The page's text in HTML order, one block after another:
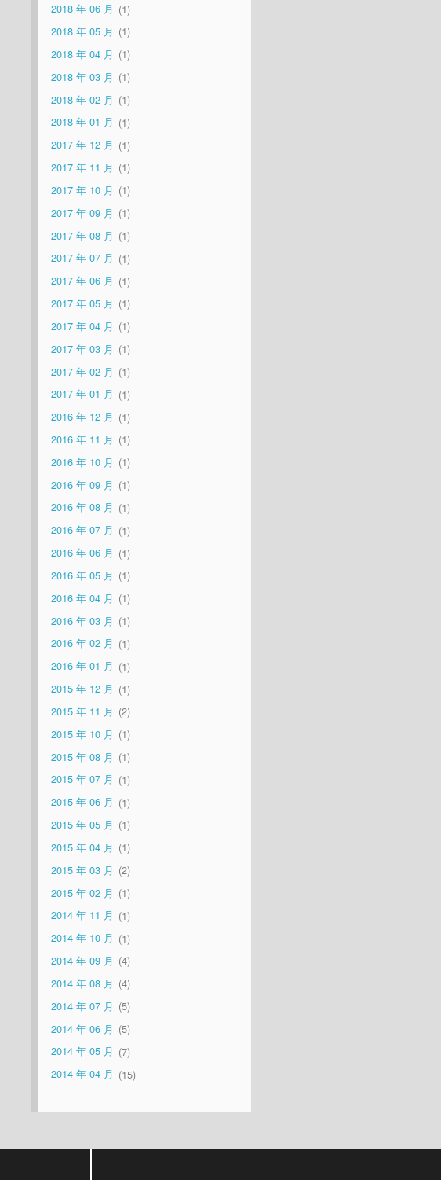
2018 年 06 月
1
2018 年 05 月
1
2018 年 04 月
1
2018 年 03 月
1
2018 年 02 月
1
2018 年 01 月
1
2017 年 12 月
1
2017 年 11 月
1
2017 年 10 月
1
2017 年 09 月
1
2017 年 08 月
1
2017 年 07 月
1
2017 年 06 月
1
2017 年 05 月
1
2017 年 04 月
1
2017 年 03 月
1
2017 年 02 月
1
2017 年 01 月
1
2016 年 12 月
1
2016 年 11 月
1
2016 年 10 月
1
2016 年 09 月
1
2016 年 08 月
1
2016 年 07 月
1
2016 年 06 月
1
2016 年 05 月
1
2016 年 04 月
1
2016 年 03 月
1
2016 年 02 月
1
2016 年 01 月
1
2015 年 12 月
1
2015 年 11 月
2
2015 年 10 月
1
2015 年 08 月
1
2015 年 07 月
1
2015 年 06 月
1
2015 年 05 月
1
2015 年 04 月
1
2015 年 03 月
2
2015 年 02 月
1
2014 年 11 月
1
2014 年 10 月
1
2014 年 09 月
4
2014 年 08 月
4
2014 年 07 月
5
2014 年 06 月
5
2014 年 05 月
7
2014 年 04 月
15